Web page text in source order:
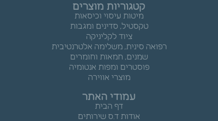
קטגוריות מוצרים
מיטות עיסוי וכיסאות
טקסטיל, סדינים ומגבות
ציוד לקליניקה
רפואה סינית, משלימה אלטרנטיבית
שמנים, חמאות וחומרים
פוסטרים ומפות אנטומיה
מוצרי אווירה
עמודי האתר
דף הבית
אודות ד.ס שירותים